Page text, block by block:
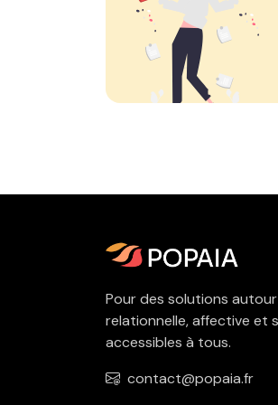
Pour des solutions
relationnelle, affective et
accessibles à tous.
contact@popaia.fr